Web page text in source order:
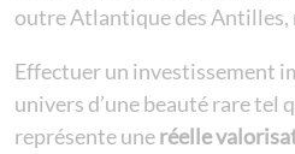
outre Atlantique des Antilles,
Effectuer un investissement
univers d’une beauté rare tel
représente uneréelle